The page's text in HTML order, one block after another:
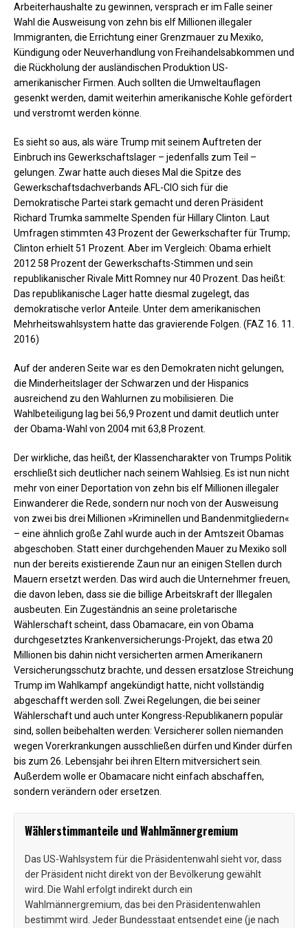
Arbeiterhaushalte zu gewinnen, versprach er im Falle seiner
Wahl die Ausweisung von zehn bis elf Millionen illegaler
Immigranten, die Errichtung einer Grenzmauer zu Mexiko,
Kündigung oder Neuverhandlung von Freihandelsabkommen und
die Rückholung der ausländischen Produktion US-
amerikanischer Firmen. Auch sollten die Umweltauflagen
gesenkt werden, damit weiterhin amerikanische Kohle gefördert
und verstromt werden könne.
Es sieht so aus, als wäre Trump mit seinem Auftreten der
Einbruch ins Gewerkschaftslager – jedenfalls zum Teil –
gelungen. Zwar hatte auch dieses Mal die Spitze des
Gewerkschaftsdachverbands AFL-CIO sich für die
Demokratische Partei stark gemacht und deren Präsident
Richard Trumka sammelte Spenden für Hillary Clinton. Laut
Umfragen stimmten 43 Prozent der Gewerkschafter für Trump;
Clinton erhielt 51 Prozent. Aber im Vergleich: Obama erhielt
2012 58 Prozent der Gewerkschafts-Stimmen und sein
republikanischer Rivale Mitt Romney nur 40 Prozent. Das heißt:
Das republikanische Lager hatte diesmal zugelegt, das
demokratische verlor Anteile. Unter dem amerikanischen
Mehrheitswahlsystem hatte das gravierende Folgen. (FAZ 16. 11.
2016)
Auf der anderen Seite war es den Demokraten nicht gelungen,
die Minderheitslager der Schwarzen und der Hispanics
ausreichend zu den Wahlurnen zu mobilisieren. Die
Wahlbeteiligung lag bei 56,9 Prozent und damit deutlich unter
der Obama-Wahl von 2004 mit 63,8 Prozent.
Der wirkliche, das heißt, der Klassencharakter von Trumps Politik
erschließt sich deutlicher nach seinem Wahlsieg. Es ist nun nicht
mehr von einer Deportation von zehn bis elf Millionen illegaler
Einwanderer die Rede, sondern nur noch von der Ausweisung
von zwei bis drei Millionen »Kriminellen und Bandenmitgliedern«
– eine ähnlich große Zahl wurde auch in der Amtszeit Obamas
abgeschoben. Statt einer durchgehenden Mauer zu Mexiko soll
nun der bereits existierende Zaun nur an einigen Stellen durch
Mauern ersetzt werden. Das wird auch die Unternehmer freuen,
die davon leben, dass sie die billige Arbeitskraft der Illegalen
ausbeuten. Ein Zugeständnis an seine proletarische
Wählerschaft scheint, dass Obamacare, ein von Obama
durchgesetztes Krankenversicherungs-Projekt, das etwa 20
Millionen bis dahin nicht versicherten armen Amerikanern
Versicherungsschutz brachte, und dessen ersatzlose Streichung
Trump im Wahlkampf angekündigt hatte, nicht vollständig
abgeschafft werden soll. Zwei Regelungen, die bei seiner
Wählerschaft und auch unter Kongress-Republikanern populär
sind, sollen beibehalten werden: Versicherer sollen niemanden
wegen Vorerkrankungen ausschließen dürfen und Kinder dürfen
bis zum 26. Lebensjahr bei ihren Eltern mitversichert sein.
Außerdem wolle er Obamacare nicht einfach abschaffen,
sondern verändern oder ersetzen.
Wählerstimmanteile und Wahlmännergremium
Das US-Wahlsystem für die Präsidentenwahl sieht vor, dass
der Präsident nicht direkt von der Bevölkerung gewählt
wird. Die Wahl erfolgt indirekt durch ein
Wahlmännergremium, das bei den Präsidentenwahlen
bestimmt wird. Jeder Bundesstaat entsendet eine (je nach